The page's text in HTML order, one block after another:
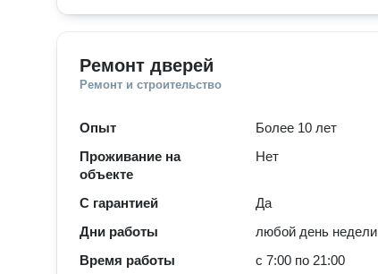
Ремонт дверей
Ремонт и строительство
Опыт
Более 10 лет
Проживание на
объекте
Нет
С гарантией
Да
Дни работы
любой день недели
Время работы
с 7:00 по 21:00